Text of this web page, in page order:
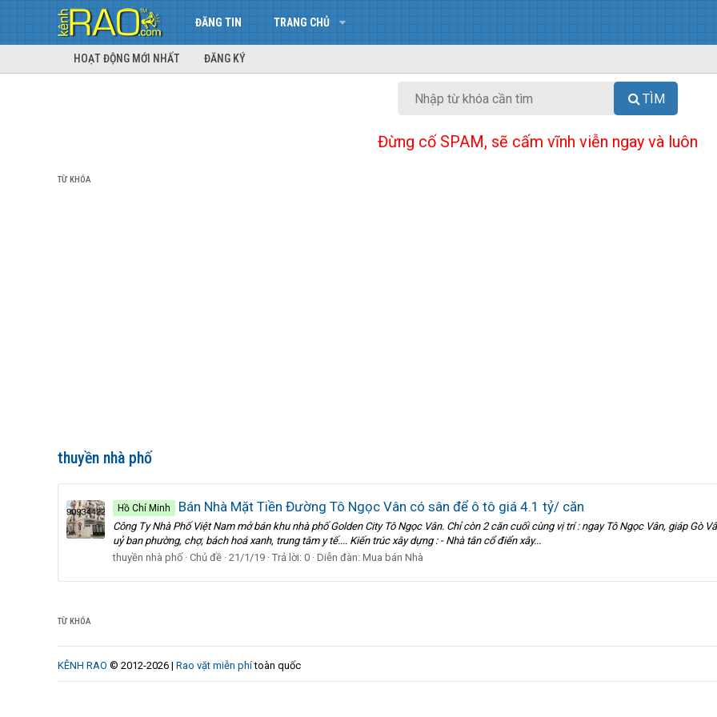
ĐĂNG TIN TRANG CHỦ
HOẠT ĐỘNG MỚI NHẤT ĐĂNG KÝ
TÌM
Đừng cố SPAM, sẽ cấm vĩnh viễn ngay và luôn
TỪ KHÓA
thuyền nhà phố
Hồ Chí Minh Bán Nhà Mặt Tiền Đường Tô Ngọc Vân có sân để ô tô giá 4.1 tỷ/ căn
Công Ty Nhà Phố Việt Nam mở bán khu nhà phố Golden City Tô Ngọc Vân. Chỉ còn 2 căn cuối cùng vị trí : ngay Tô Ngọc Vân, giáp Gò
uỷ ban phường, chợ, bách hoá xanh, trung tâm y tế.... Kiến trúc xây dựng : - Nhà tân cổ điển xây...
thuyền nhà phố Chủ đề 21/1/19 Trả lời: 0 Diễn đàn: Mua bán Nhà
TỪ KHÓA
KÊNH RAO © 2012-2026 | Rao vặt miễn phítoàn quốc